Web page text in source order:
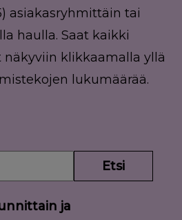
asiakasryhmittäin tai
haulla. Saat kaikki
klikkaamalla yllä
lukumäärää.
Etsi
ja